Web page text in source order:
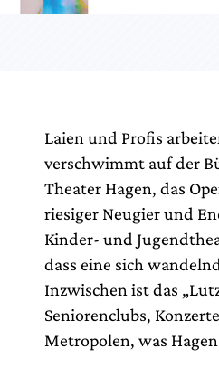
Laien und Profis
verschwimmt auf der
Theater Hagen, das
riesiger Neugier und
Kinder- und
dass eine sich
Inzwischen ist das
Seniorenclubs,
Metropolen, was